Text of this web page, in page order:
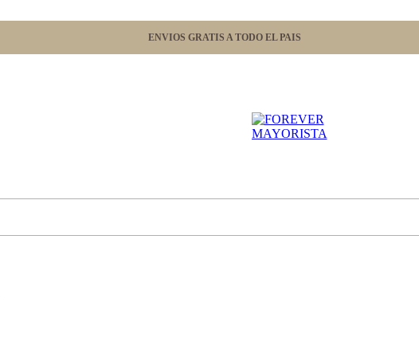
ENVIOS GRATIS A TODO EL PAIS